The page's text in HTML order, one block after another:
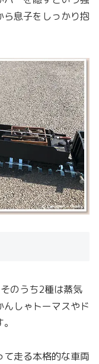
ら息子をしっかり抱
のうち2種は蒸気
しゃトーマスやド
走る本格的な車両